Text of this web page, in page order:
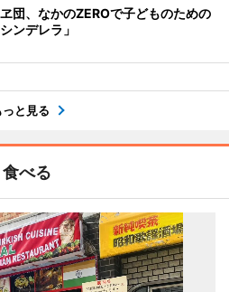
団、なかのZEROで子どものための
ンデレラ」
っと見る
食べる